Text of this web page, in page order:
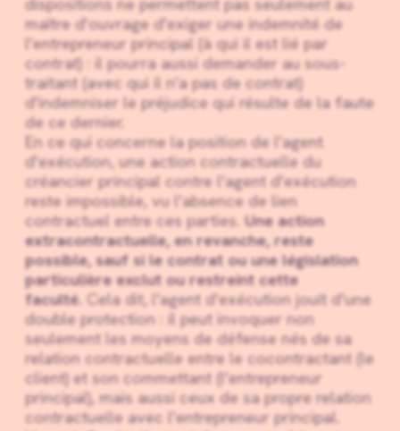
maître d'ouvrage d'exiger une indemnité de
l'entrepreneur principal (à qui il est lié par
contrat) : il pourra aussi demander au sous-
traitant (avec qui il n'a pas de contrat)
d'indemniser le préjudice qui résulte de la faute
de ce dernier.
En ce qui concerne la position de l'agent
d'exécution, une action contractuelle du
créancier principal contre l'agent d'exécution
reste impossible, vu l'absence de lien
contractuel entre ces parties.Une action
extracontractuelle, en revanche, reste
possible, sauf si le contrat ou une législation
particulière exclut ou restreint cette
faculté. Cela dit, l'agent d'exécution jouit d'une
double protection : il peut invoquer non
seulement les moyens de défense nés de sa
relation contractuelle entre le cocontractant (le
client) et son commettant (l'entrepreneur
principal), mais aussi ceux de sa propre relation
contractuelle avec l'entrepreneur principal.